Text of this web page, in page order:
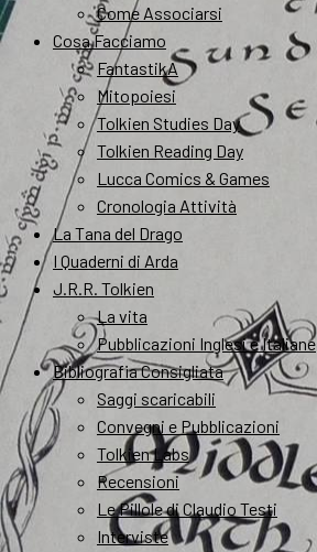
Come Associarsi
Cosa Facciamo
FantastikA
Mitopoiesi
Tolkien Studies Day
Tolkien Reading Day
Lucca Comics & Games
Cronologia Attività
La Tana del Drago
I Quaderni di Arda
J.R.R. Tolkien
La vita
Pubblicazioni Inglesi e Italiane
Bibliografia Consigliata
Saggi scaricabili
Convegni e Pubblicazioni
Tolkien Labs
Recensioni
Le Pillole di Claudio Testi
Interviste